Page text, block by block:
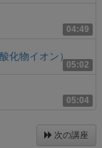
04:49
05:02
化物イオン）
05:04
次の講座